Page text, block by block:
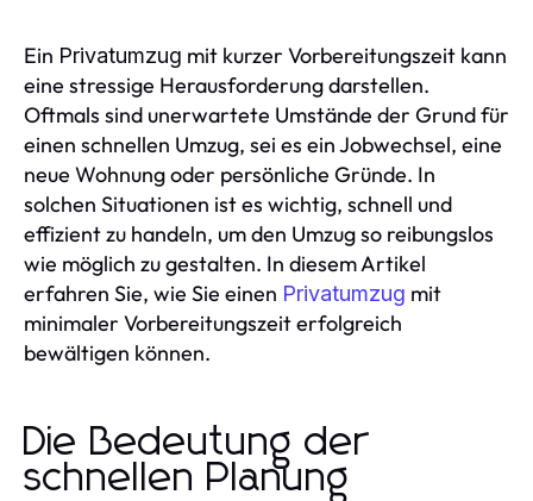
Ein Privatumzug mit kurzer Vorbereitungszeit kann
eine stressige Herausforderung darstellen.
Oftmals sind unerwartete Umstände der Grund für
einen schnellen Umzug, sei es ein Jobwechsel, eine
neue Wohnung oder persönliche Gründe. In
solchen Situationen ist es wichtig, schnell und
effizient zu handeln, um den Umzug so reibungslos
wie möglich zu gestalten. In diesem Artikel
erfahren Sie, wie Sie einen Privatumzug mit
minimaler Vorbereitungszeit erfolgreich
bewältigen können.
Die Bedeutung der
schnellen Planung